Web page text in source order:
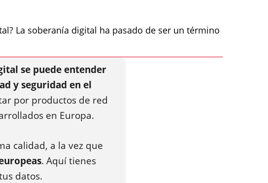
La soberanía digital ha pasado de ser un término
se puede entender
y seguridad en el
por productos de red
en Europa.
calidad, a la vez que
. Aquí tienes
datos.